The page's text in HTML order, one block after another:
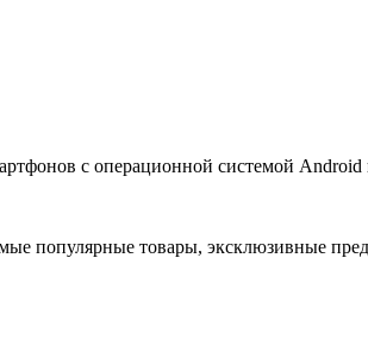
с операционной системой Android
популярные товары, эксклюзивные